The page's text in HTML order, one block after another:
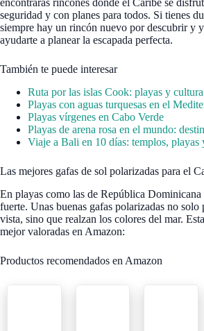
encontrarás rincones donde el Caribe se
seguridad y con planes para todos. Si tienes
siempre hay un rincón nuevo por descubrir y
ayudarte a planear la escapada perfecta.
También te puede interesar
Ruta por las islas Cook: playas y
Playas con aguas turquesas en el
Playas vírgenes en Cabo Verde
Playas de arena rosa en el mundo:
Viaje a Bali en 10 días: templos, playas
Las mejores gafas de sol polarizadas para el
En playas como las de República Dominicana
fuerte. Unas buenas gafas polarizadas no solo
vista, sino que realzan los colores del mar.
mejor valoradas en Amazon:
Productos recomendados en Amazon